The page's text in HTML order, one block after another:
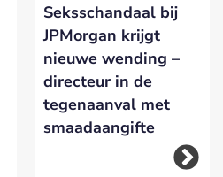
Seksschandaal bij
JPMorgan krijgt
nieuwe wending –
directeur in de
tegenaanval met
smaadaangifte